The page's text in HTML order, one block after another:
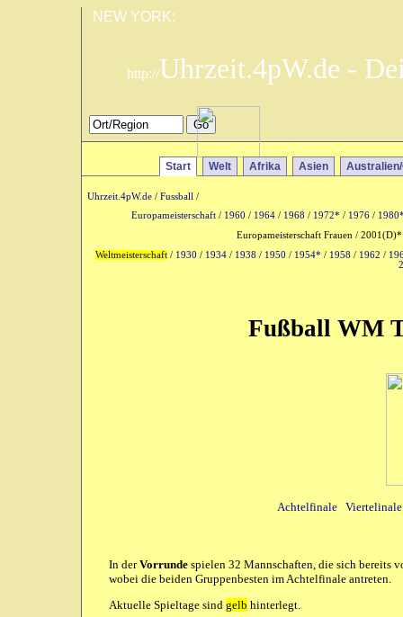
NEW YORK:
http://Uhrzeit.4pW.de -
Start Welt Afrika Asien
Uhrzeit.4pW.de / Fussball /
Europameisterschaft/ 1960 / 1964/ 1968 / 1972* / 1976/
Europameisterschaft Frauen /
Weltmeisterschaft / 1930 / 1934 / 1938 / 1950 / 1954* / 1958 / 1962 /
Fußball WM
Achtelfinale Viertelinale
In derVorrunde spielen 32 Mannschaften, die sich bereits
wobei die beiden Gruppenbesten im Achtelfinale antreten.
Aktuelle Spieltage sind gelb hinterlegt.